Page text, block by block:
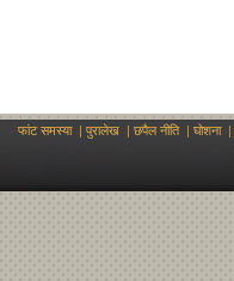
फांट समस्या| पुरालेख | छपैल नीति| घोशना|